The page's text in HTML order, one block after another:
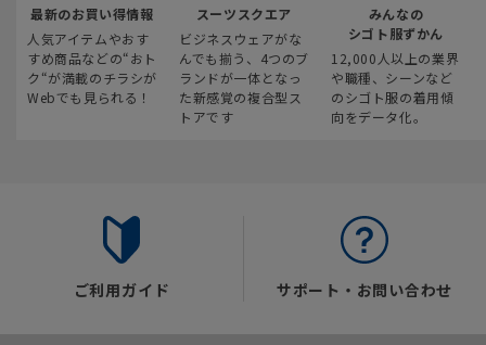
最新のお買い得情報
人気アイテムやおす
すめ商品などの“おト
ク“が満載のチラシが
Webでも見られる！
スーツスクエア
ビジネスウェアがな
んでも揃う、4つのブ
ランドが一体となっ
た新感覚の複合型ス
トアです
みんなの
シゴト服ずかん
12,000人以上の業界
や職種、シーンなど
のシゴト服の着用傾
向をデータ化。
ご利用ガイド サポート・お問い合わせ